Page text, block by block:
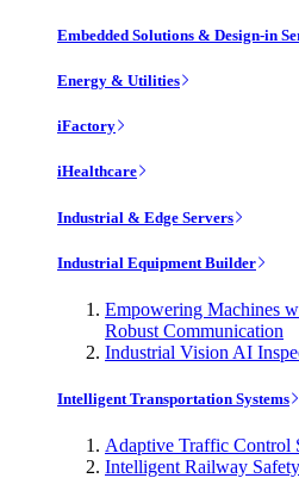
Embedded Solutions & Design-in
Energy & Utilities
iFactory
iHealthcare
Industrial & Edge Servers
Industrial Equipment Builder
Empowering Machines
Robust Communication
Industrial Vision AI
Intelligent Transportation Systems
Adaptive Traffic Control
Intelligent Railway